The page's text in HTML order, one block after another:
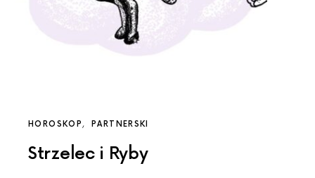
HOROSKOP PARTNERSKI
Strzelec i Ryby